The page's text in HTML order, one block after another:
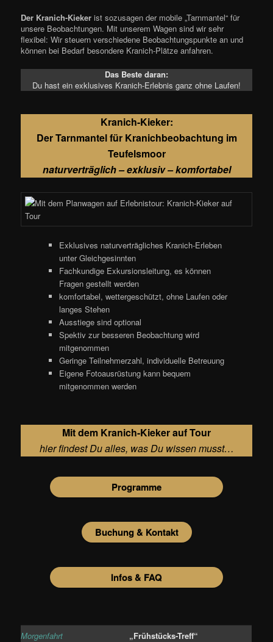
Der Kranich-Kieker ist sozusagen der mobile „Tarnmantel“ für
unsere Beobachtungen. Mit unserem Wagen sind wir sehr
flexibel: Wir steuern verschiedene Beobachtungspunkte an und
können bei Bedarf besondere Kranich-Plätze anfahren.
Das Beste daran:
Du hast ein exklusives Kranich-Erlebnis ganz ohne Laufen!
Kranich-Kieker:
Der Tarnmantel für Kranichbeobachtung im
Teufelsmoor
naturverträglich – exklusiv – komfortabel
Exklusives naturverträgliches Kranich-Erleben
unter Gleichgesinnten
Fachkundige Exkursionsleitung, es können
Fragen gestellt werden
komfortabel, wettergeschützt, ohne Laufen oder
langes Stehen
Ausstiege sind optional
Spektiv zur besseren Beobachtung wird
mitgenommen
Geringe Teilnehmerzahl, individuelle Betreuung
Eigene Fotoausrüstung kann bequem
mitgenommen werden
Mit dem Kranich-Kieker auf Tour
hier findest Du alles, was Du wissen musst…
Programme
Buchung & Kontakt
Infos & FAQ
Morgenfahrt „Frühstücks-Treff“